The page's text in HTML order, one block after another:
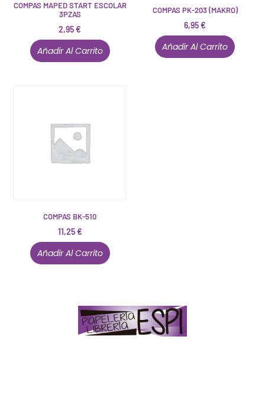
COMPAS MAPED START ESCOLAR
3PZAS
2,95€
Añadir Al Carrito
COMPAS PK-203 (MAKRO)
6,95€
Añadir Al Carrito
COMPAS BK-510
11,25€
Añadir Al Carrito